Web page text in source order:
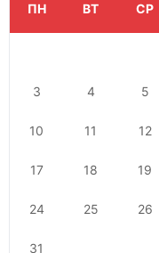
ПН ВТ СР
3 4 5
10 11 12
17 18 19
24 25 26
31